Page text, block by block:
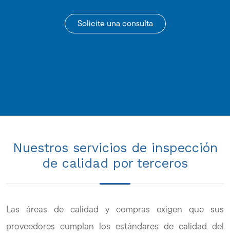
Solicite una consulta
Nuestros servicios de inspección
de calidad por terceros
Las áreas de calidad y compras exigen que sus
proveedores cumplan los estándares de calidad del